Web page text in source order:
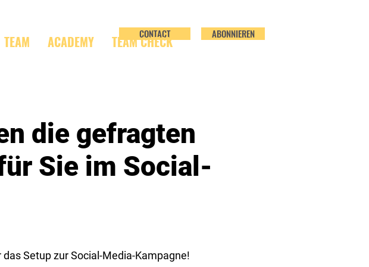
TEAM ACADEMY TEAM CHECK
CONTACT ABONNIEREN
die gefragten
Sie im Social-
das Setup zur Social-Media-Kampagne!